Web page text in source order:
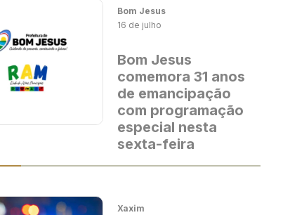
Bom Jesus
16 de julho
Bom Jesus
comemora 31 anos
de emancipação
com programação
especial nesta
sexta-feira
Xaxim